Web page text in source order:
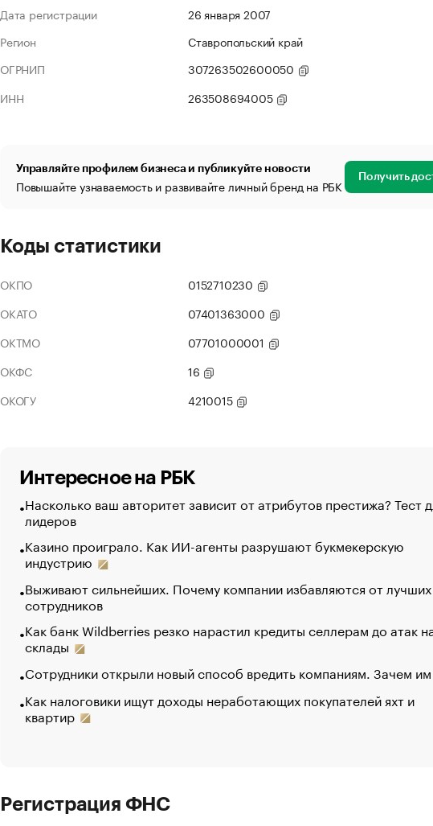
Дата регистрации
26 января 2007
Регион
Ставропольский край
ОГРНИП
307263502600050
ИНН
263508694005
Управляйте профилем бизнеса и публикуйте новости
Повышайте узнаваемость и развивайте личный бренд на РБК Получить
Коды статистики
ОКПО
0152710230
ОКАТО
07401363000
ОКТМО
07701000001
ОКФС
16
ОКОГУ
4210015
Интересное на РБК
Насколько ваш авторитет зависит от атрибутов престижа? Тест
лидеров
Казино проиграло. Как ИИ-агенты разрушают букмекерскую
индустрию
Выживают сильнейших. Почему компании избавляются от лучших
сотрудников
Как банк Wildberries резко нарастил кредиты селлерам до атак
склады
Сотрудники открыли новый способ вредить компаниям. Зачем
Как налоговики ищут доходы неработающих покупателей яхт и
квартир
Регистрация ФНС